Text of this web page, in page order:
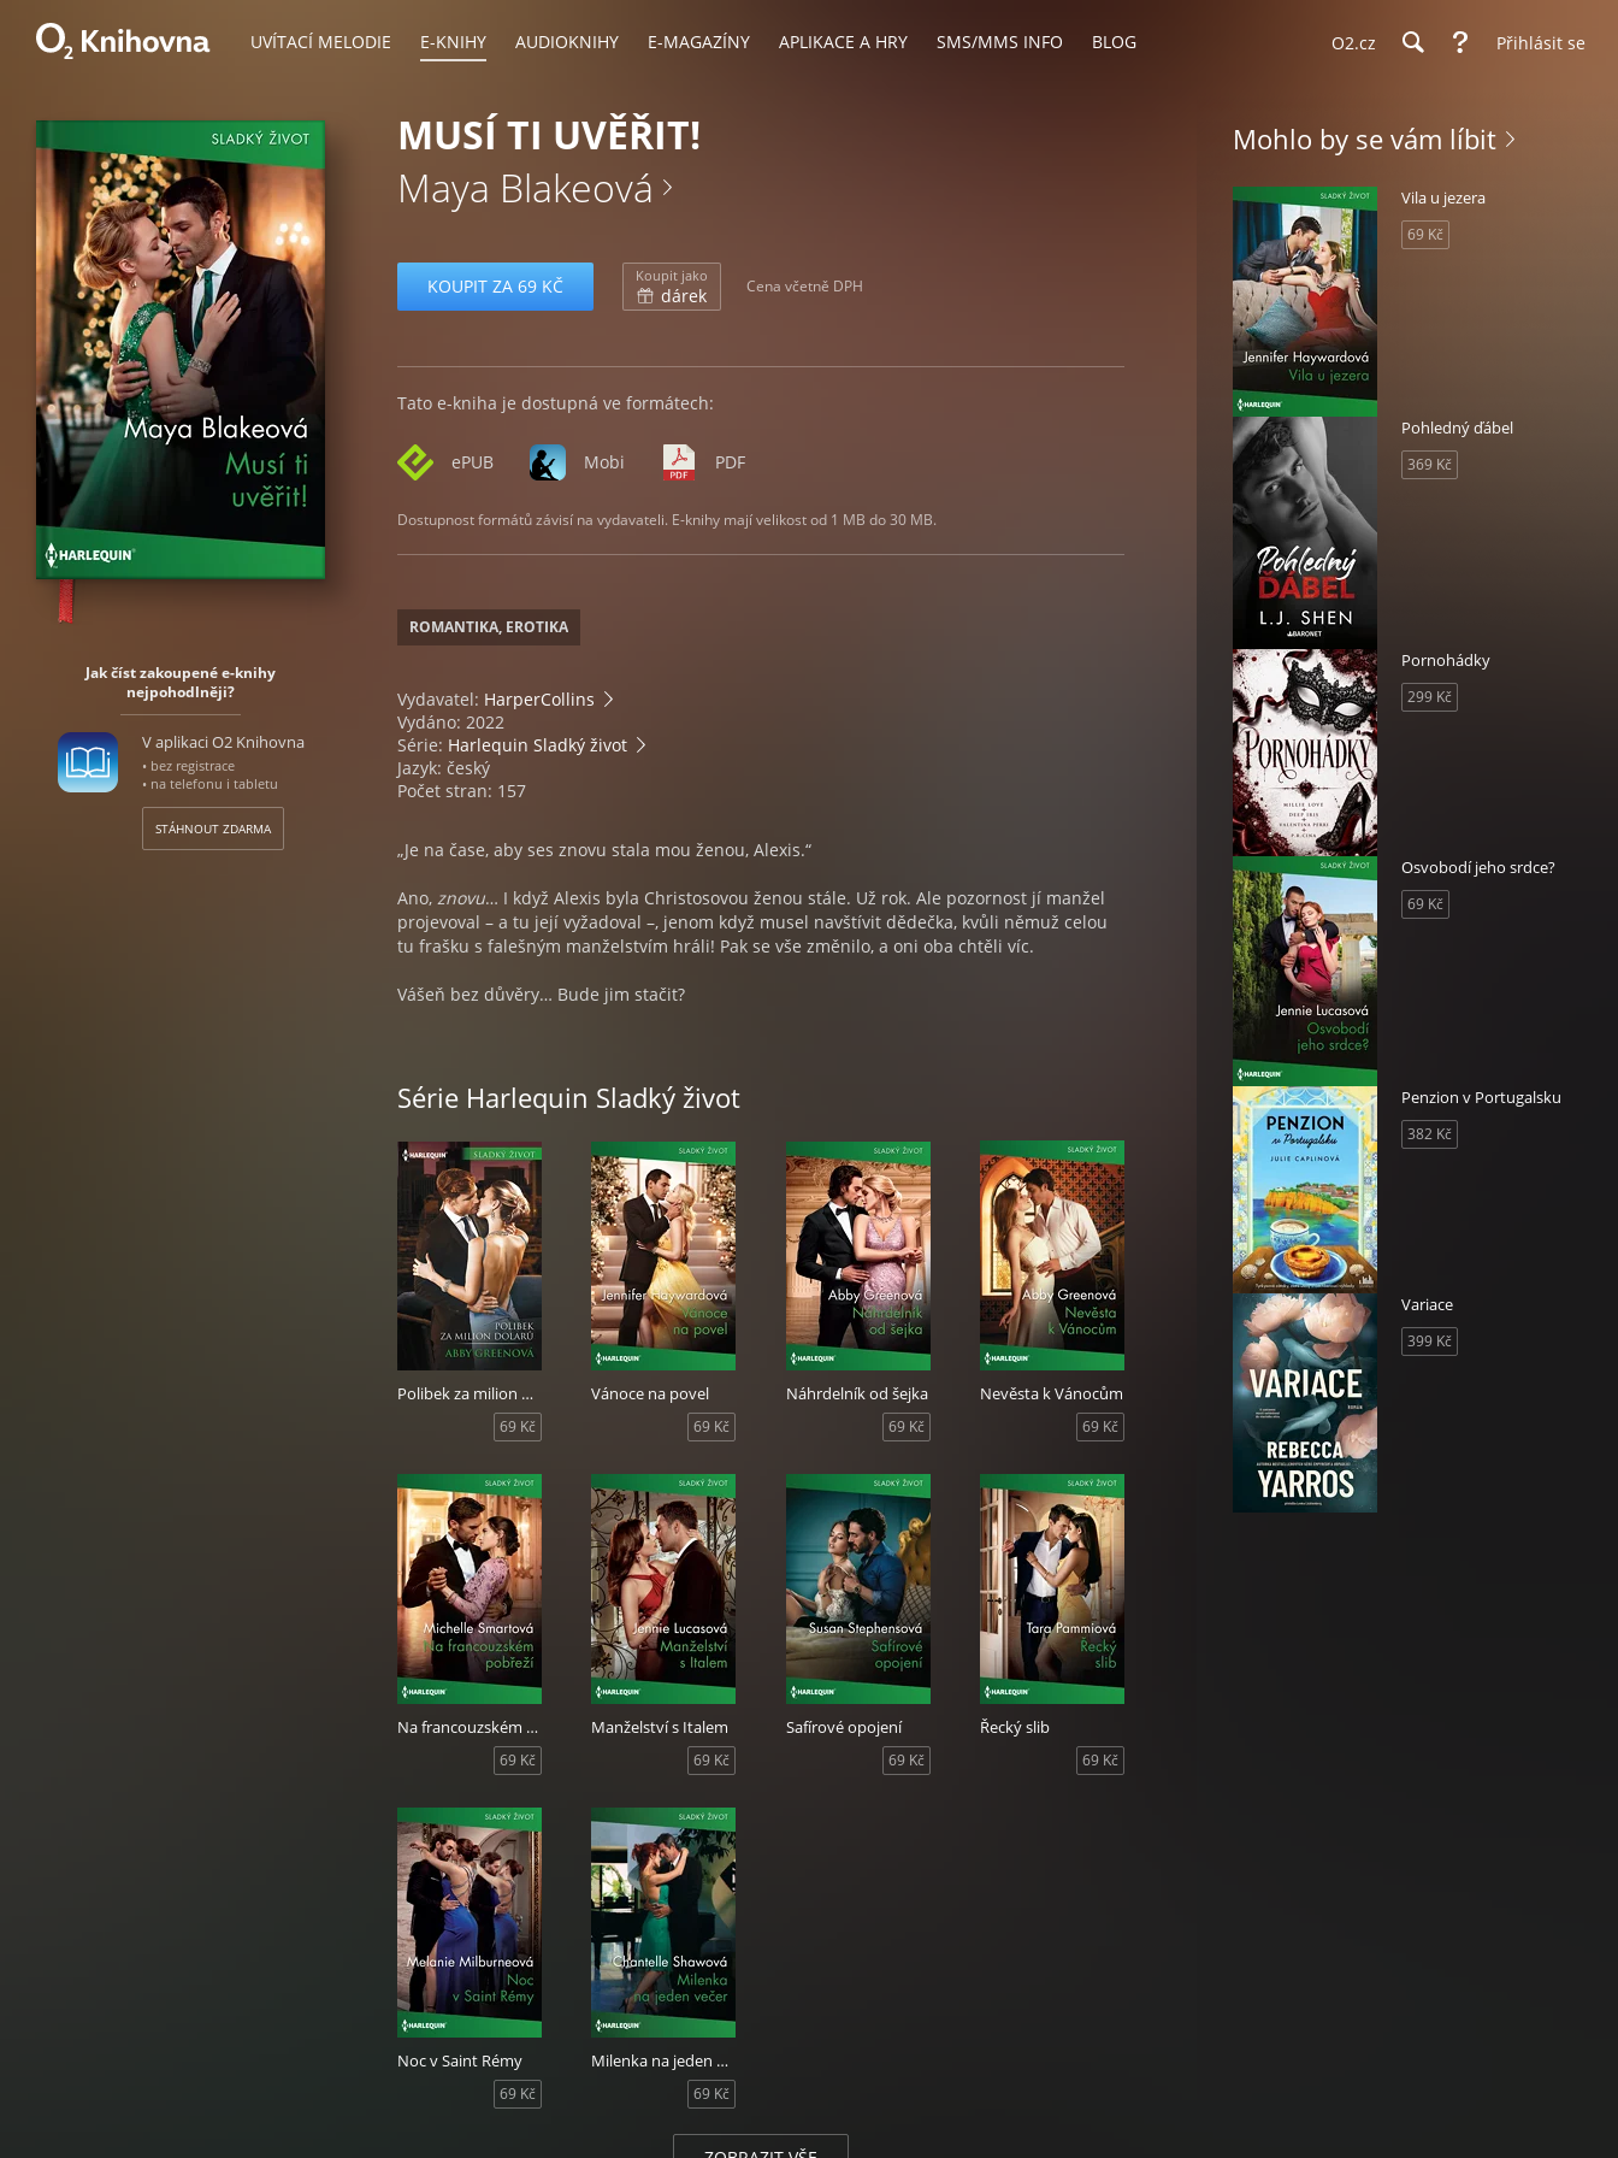
UVÍTACÍ MELODIE E-KNIHY AUDIOKNIHY E-MAGAZÍNY APLIKACE A HRY SMS/MMS INFO BLOG O2.cz Přihlásit se
Jak číst zakoupené e-knihy
nejpohodlněji?
V aplikaci O2 Knihovna
• bez registrace
• na telefonu i tabletu
STÁHNOUT ZDARMA
MUSÍ TI UVĚŘIT!
Maya Blakeová
KOUPIT ZA 69 KČ Koupit jako
dárek Cena včetně DPH
Tato e-kniha je dostupná ve formátech:
ePUB Mobi PDF
Dostupnost formátů závisí na vydavateli. E-knihy mají velikost od 1 MB do 30 MB.
ROMANTIKA, EROTIKA
Vydavatel: HarperCollins
Vydáno: 2022
Série: Harlequin Sladký život
Jazyk: český
Počet stran: 157
„Je na čase, aby ses znovu stala mou ženou, Alexis.“
Ano, znovu… I když Alexis byla Christosovou ženou stále. Už rok. Ale pozornost jí manžel
projevoval – a tu její vyžadoval –, jenom když musel navštívit dědečka, kvůli němuž celou
tu frašku s falešným manželstvím hráli! Pak se vše změnilo, a oni oba chtěli víc.
Vášeň bez důvěry… Bude jim stačit?
Série Harlequin Sladký život
Polibek za milion dolarů
69 Kč
Vánoce na povel
69 Kč
Náhrdelník od šejka
69 Kč
Nevěsta k Vánocům
69 Kč
Na francouzském pobřeží
69 Kč
Manželství s Italem
69 Kč
Safírové opojení
69 Kč
Řecký slib
69 Kč
Noc v Saint Rémy
69 Kč
Milenka na jeden večer
69 Kč
Mohlo by se vám líbit
Vila u jezera
69 Kč
Pohledný ďábel
369 Kč
Pornohádky
299 Kč
Osvobodí jeho srdce?
69 Kč
Penzion v Portugalsku
382 Kč
Variace
399 Kč